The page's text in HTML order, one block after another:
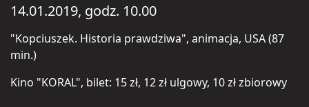
14.01.2019, godz. 10.00
"Kopciuszek. Historia prawdziwa", animacja, USA (87
min.)
Kino "KORAL", bilet: 15 zł, 12 zł ulgowy, 10 zł zbiorowy